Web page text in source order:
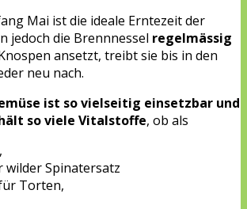
Mai ist die ideale Erntezeit der
jedoch die Brennnessel regelmässig
ansetzt, treibt sie bis in den
neu nach.
ist so vielseitig einsetzbar und
so viele Vitalstoffe, ob als
wilder Spinatersatz
Torten,